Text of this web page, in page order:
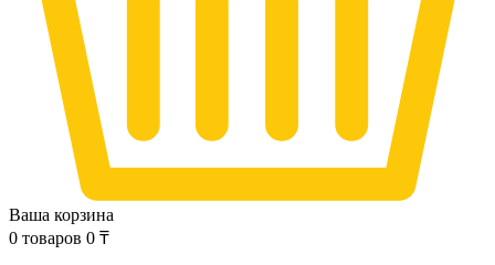
Ваша корзина
0 товаров 0 ₸